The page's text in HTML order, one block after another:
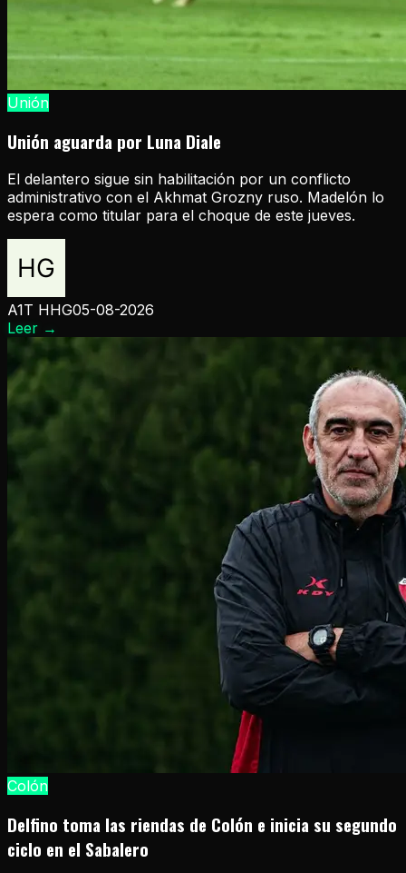
Unión
Unión aguarda por Luna Diale
El delantero sigue sin habilitación por un conflicto
administrativo con el Akhmat Grozny ruso. Madelón lo
espera como titular para el choque de este jueves.
A1T HHG05-08-2026
Leer →
Colón
Delfino toma las riendas de Colón e inicia su segundo
ciclo en el Sabalero